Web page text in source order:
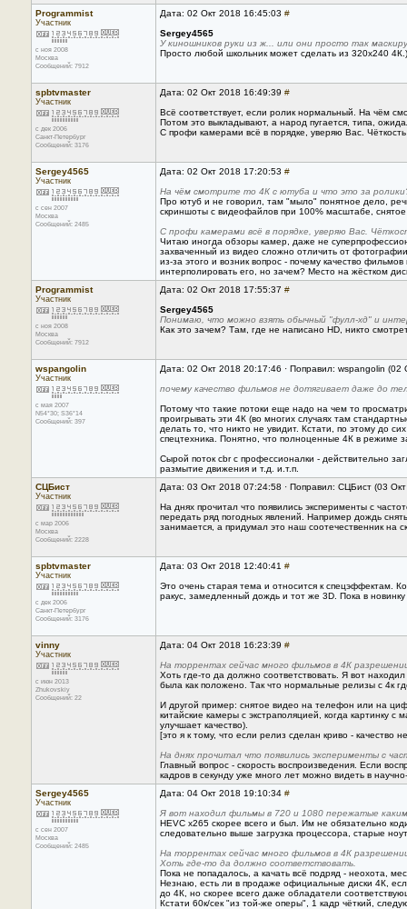
Programmist
Участник
с ноя 2008
Москва
Сообщений: 7912
Дата: 02 Окт 2018 16:45:03 #
Sergey4565
У киношников руки из ж... или они просто так
Просто любой школьник может сделать из 320х240 4К.)
spbtvmaster
Участник
с дек 2006
Санкт-Петербург
Сообщений: 3176
Дата: 02 Окт 2018 16:49:39 #
Всё соответствует, если ролик нормальный. На чём
Потом это выкладывают, а народ пугается, типа,
С профи камерами всё в порядке, уверяю Вас.
Sergey4565
Участник
с сен 2007
Москва
Сообщений: 2485
Дата: 02 Окт 2018 17:20:53 #
На чём смотрите то 4К с ютуба и что это за
Про ютуб и не говорил, там "мыло" понятное дело,
скриншоты с видеофайлов при 100% масштабе,
С профи камерами всё в порядке, уверяю Вас.
Читаю иногда обзоры камер, даже не
захваченный из видео сложно отличить от
из-за этого и возник вопрос - почему качество
интерполировать его, но зачем? Место на жёстком
Programmist
Участник
с ноя 2008
Москва
Сообщений: 7912
Дата: 02 Окт 2018 17:55:37 #
Sergey4565
Понимаю, что можно взять обычный "фулл-хд" и
Как это зачем? Там, где не написано HD, никто
wspangolin
Участник
с мая 2007
N54*30; S36*14
Сообщений: 397
Дата: 02 Окт 2018 20:17:46 · Поправил: wspangolin
почему качество фильмов не дотягивает даже до
Потому что такие потоки еще надо на чем то
проигрывать эти 4К (во многих случаях там
делать то, что никто не увидит. Кстати, по этому до
спецтехника. Понятно, что полноценные 4К в режиме
Сырой поток cbr с профессионалки - действительно
размытие движения и т.д. и.т.п.
СЦБист
Участник
с мар 2006
Москва
Сообщений: 2228
Дата: 03 Окт 2018 07:24:58 · Поправил: СЦБист (03
На днях прочитал что появились эксперименты с
передать ряд погодных явлений. Например дождь
занимается, а придумал это наш соотечественник на
spbtvmaster
Участник
с дек 2006
Санкт-Петербург
Сообщений: 3176
Дата: 03 Окт 2018 12:40:41 #
Это очень старая тема и относится к спецэффектам.
ракус, замедленный дождь и тот же 3D. Пока в
vinny
Участник
с июн 2013
Zhukovskiy
Сообщений: 22
Дата: 04 Окт 2018 16:23:39 #
На торрентах сейчас много фильмов в 4К
Хоть где-то да должно соответствовать. Я вот
была как положено. Так что нормальные релизы с 4к
И другой пример: снятое видео на телефон или на
китайские камеры с экстраполяцией, когда картинку
улучшает качество).
[это я к тому, что если релиз сделан криво - качество
На днях прочитал что появились эксперименты с
Главный вопрос - скорость воспроизведения. Если
кадров в секунду уже много лет можно видеть в
Sergey4565
Участник
с сен 2007
Москва
Сообщений: 2485
Дата: 04 Окт 2018 19:10:34 #
Я вот находил фильмы в 720 и 1080 пережатые
HEVC x265 скорее всего и был. Им не обязательно
следовательно выше загрузка процессора, старые
На торрентах сейчас много фильмов в 4К
Хоть где-то да должно соответствовать.
Пока не попадалось, а качать всё подряд - неохота,
Незнаю, есть ли в продаже официальные диски 4К,
до 4К, но скорее всего даже обладатели
Кстати 60к/сек "из той-же оперы", 1 кадр чёткий,